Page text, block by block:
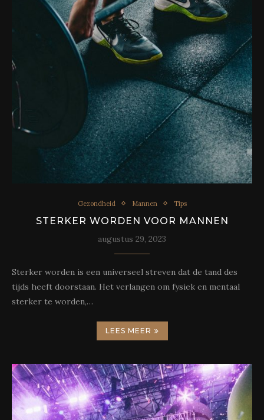
Gezondheid Mannen Tips
STERKER WORDEN VOOR MANNEN
augustus 29, 2023
Sterker worden is een universeel streven dat de tand des
tijds heeft doorstaan. Het verlangen om fysiek en mentaal
sterker te worden,…
LEES MEER